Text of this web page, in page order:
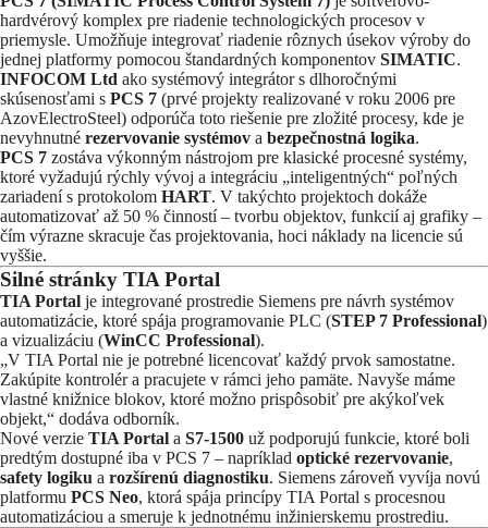
hardvérový komplex pre riadenie technologických procesov v
priemysle. Umožňuje integrovať riadenie rôznych úsekov výroby do
jednej platformy pomocou štandardných komponentov SIMATIC.
INFOCOM Ltd ako systémový integrátor s dlhoročnými
skúsenosťami s PCS 7 (prvé projekty realizované v roku 2006 pre
AzovElectroSteel) odporúča toto riešenie pre zložité procesy, kde je
nevyhnutné rezervovanie systémov a bezpečnostná logika.
PCS 7 zostáva výkonným nástrojom pre klasické procesné systémy,
ktoré vyžadujú rýchly vývoj a integráciu „inteligentných“ poľných
zariadení s protokolom HART. V takýchto projektoch dokáže
automatizovať až 50 % činností – tvorbu objektov, funkcií aj grafiky –
čím výrazne skracuje čas projektovania, hoci náklady na licencie sú
vyššie.
Silné stránky TIA Portal
TIA Portal je integrované prostredie Siemens pre návrh systémov
automatizácie, ktoré spája programovanie PLC (STEP 7 Professional)
a vizualizáciu (WinCC Professional).
„V TIA Portal nie je potrebné licencovať každý prvok samostatne.
Zakúpite kontrolér a pracujete v rámci jeho pamäte. Navyše máme
vlastné knižnice blokov, ktoré možno prispôsobiť pre akýkoľvek
objekt,“ dodáva odborník.
Nové verzie TIA Portal a S7-1500 už podporujú funkcie, ktoré boli
predtým dostupné iba v PCS 7 – napríklad optické rezervovanie,
safety logiku a rozšírenú diagnostiku. Siemens zároveň vyvíja novú
platformu PCS Neo, ktorá spája princípy TIA Portal s procesnou
automatizáciou a smeruje k jednotnému inžinierskemu prostrediu.